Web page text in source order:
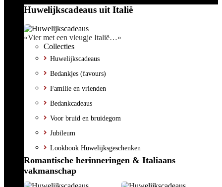
Huwelijkscadeaus uit Italië
«Vier met een vleugje Italië…»
Collecties
Huwelijkscadeaus
Bedankjes (favours)
Familie en vrienden
Bedankcadeaus
Voor bruid en bruidegom
Jubileum
Lookbook Huwelijksgeschenken
Romantische herinneringen & Italiaans
vakmanschap